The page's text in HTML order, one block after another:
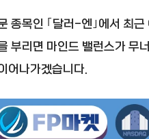
종목인 ｢달러-엔｣에서 최근
부리면 마인드 밸런스가 무
어나가겠습니다.